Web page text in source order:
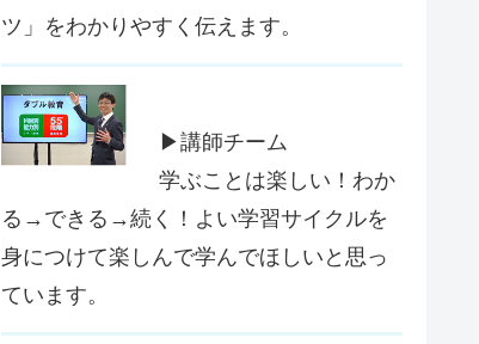
ツ」をわかりやすく伝えます。
▶講師チーム
学ぶことは楽しい！わか
る→できる→続く！よい学習サイクルを
身につけて楽しんで学んでほしいと思っ
ています。